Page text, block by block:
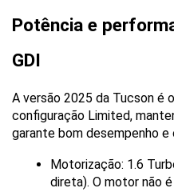
Potência e
GDI
A versão 2025 da Tucson é
configuração Limited,
garante bom desempenho e
Motorização: 1.6
direta). O motor não